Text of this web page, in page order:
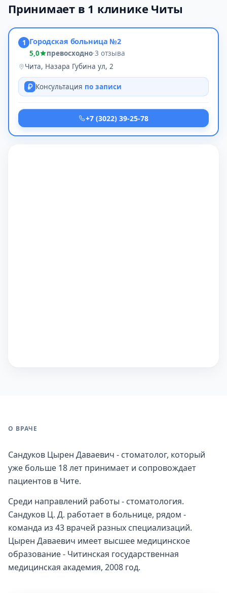
Принимает в 1 клинике Читы
1 Городская больница №2
5,0 превосходно·3 отзыва
Чита, Назара Губина ул, 2
Консультация по записи
+7 (3022) 39-25-78
О ВРАЧЕ
Сандуков Цырен Даваевич - стоматолог, который
уже больше 18 лет принимает и сопровождает
пациентов в Чите.
Среди направлений работы - стоматология.
Сандуков Ц. Д. работает в больнице, рядом -
команда из 43 врачей разных специализаций.
Цырен Даваевич имеет высшее медицинское
образование - Читинская государственная
медицинская академия, 2008 год.